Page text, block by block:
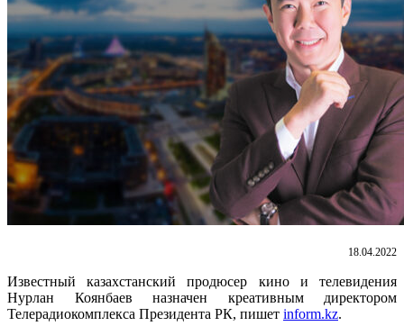
18.04.2022
Известный казахстанский продюсер кино и телевидения
Нурлан Коянбаев назначен креативным директором
Телерадиокомплекса Президента РК, пишет inform.kz.